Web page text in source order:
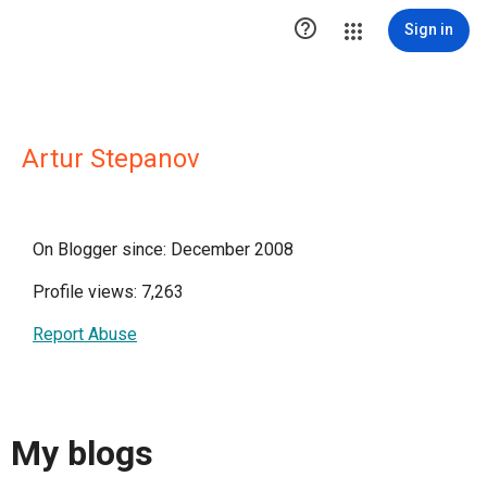
 Sign in
Artur Stepanov
On Blogger since: December 2008
Profile views: 7,263
Report Abuse
My blogs